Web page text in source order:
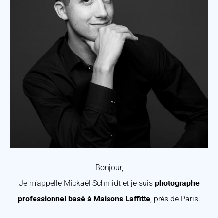
Bonjour,
Je m’appelle Mickaël Schmidt et je suis photographe
professionnel basé à Maisons Laffitte, près de Paris.